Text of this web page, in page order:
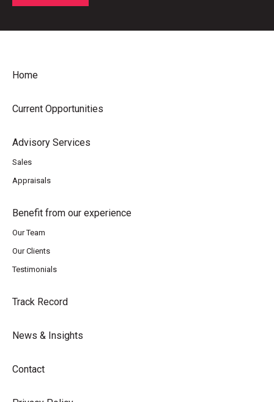
Home
Current Opportunities
Advisory Services
Sales
Appraisals
Benefit from our experience
Our Team
Our Clients
Testimonials
Track Record
News & Insights
Contact